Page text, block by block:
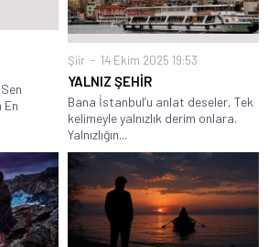
En
Şiir 14 Ekim 2025 19:53
YALNIZ ŞEHİR
Bana İstanbul’u anlat deseler, Tek
kelimeyle yalnızlık derim onlara.
Yalnızlığın...